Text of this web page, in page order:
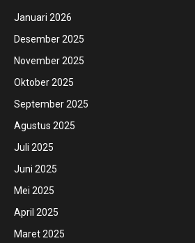
Januari 2026
Desember 2025
November 2025
Oktober 2025
September 2025
Agustus 2025
Juli 2025
Juni 2025
Mei 2025
April 2025
Maret 2025